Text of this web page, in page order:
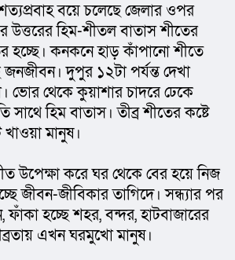
বয়ে চলেছে জেলার ওপর
উত্তরের হিম-শীতল বাতাস শীতের
হচ্ছে। কনকনে হাড় কাঁপানো শীতে
জনজীবন। দুপুর ১২টা পর্যন্ত দেখা
ভোর থেকে কুয়াশার চাদরে ঢেকে
সাথে হিম বাতাস। তীব্র শীতের কষ্টে
মানুষ।
উপেক্ষা করে ঘর থেকে বের হয়ে নিজ
জীবন-জীবিকার তাগিদে। সন্ধ্যার পর
ফাঁকা হচ্ছে শহর, বন্দর, হাটবাজারের
এখন ঘরমুখো মানুষ।